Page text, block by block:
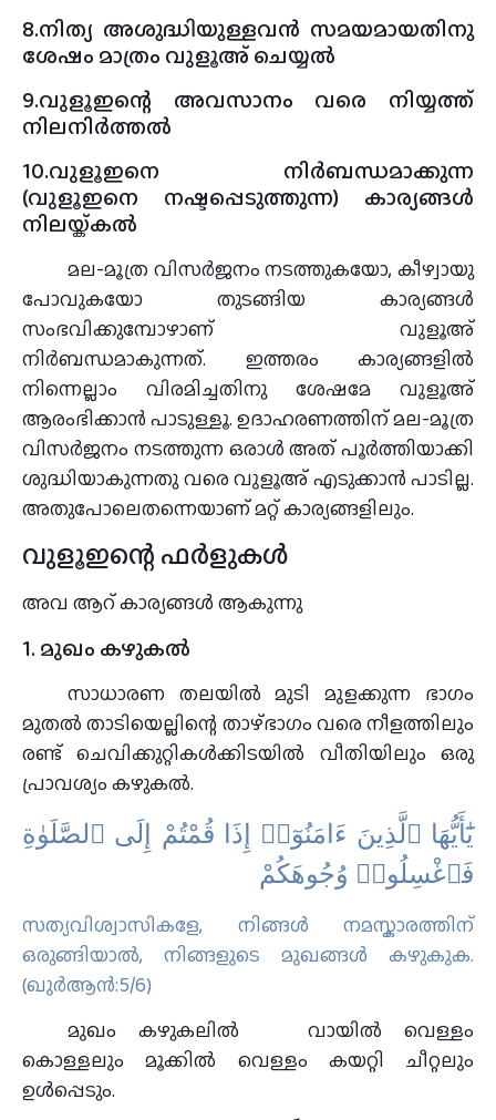
8.നിത്യ അശുദ്ധിയുള്ളവൻ സമയമായതിനു
ശേഷം മാത്രം വുളൂഅ് ചെയ്യൽ
9.വുളൂഇന്റെ അവസാനം വരെ നിയ്യത്ത്
നിലനിർത്തൽ
10.വുളൂഇനെ നിർബന്ധമാക്കുന്ന
(വുളൂഇനെ നഷ്ടപ്പെടുത്തുന്ന) കാര്യങ്ങൾ
നിലയ്ക്കൽ
മല-മൂത്ര വിസര്‍ജനം നടത്തുകയോ, കീഴ്വായു
പോവുകയോ തുടങ്ങിയ കാര്യങ്ങള്‍
സംഭവിക്കുമ്പോഴാണ് വുളൂഅ്
നിര്‍ബന്ധമാകുന്നത്. ഇത്തരം കാര്യങ്ങളില്‍
നിന്നെല്ലാം വിരമിച്ചതിനു ശേഷമേ വുളൂഅ്
ആരംഭിക്കാന്‍ പാടുള്ളൂ. ഉദാഹരണത്തിന് മല-മൂത്ര
വിസര്‍ജനം നടത്തുന്ന ഒരാള്‍ അത് പൂർത്തിയാക്കി
ശുദ്ധിയാകുന്നതു വരെ വുളൂഅ് എടുക്കാന്‍ പാടില്ല.
അതുപോലെതന്നെയാണ് മറ്റ് കാര്യങ്ങളിലും.
വുളൂഇന്റെ ഫർളുകൾ
അവ ആറ് കാര്യങ്ങൾ ആകുന്നു
1. മുഖം കഴുകല്‍
സാധാരണ തലയിൽ മുടി മുളക്കുന്ന ഭാഗം
മുതൽ താടിയെല്ലിന്റെ താഴ്ഭാഗം വരെ നീളത്തിലും
രണ്ട് ചെവിക്കുറ്റികള്‍ക്കിടയിൽ വീതിയിലും ഒരു
പ്രാവശ്യം കഴുകൽ.
يَٰٓأَيُّهَا ٱلَّذِينَ ءَامَنُوٓا۟ إِذَا قُمْتُمْ إِلَى ٱلصَّلَوٰةِ
فَٱغْسِلُوا۟ وُجُوهَكُمْ
സത്യവിശ്വാസികളേ, നിങ്ങള്‍ നമസ്കാരത്തിന്
ഒരുങ്ങിയാല്‍, നിങ്ങളുടെ മുഖങ്ങൾ കഴുകുക.
(ഖുർആൻ:5/6)
മുഖം കഴുകലിൽ വായിൽ വെള്ളം
കൊള്ളലും മൂക്കിൽ വെള്ളം കയറ്റി ചീറ്റലും
ഉൾപ്പെടും.